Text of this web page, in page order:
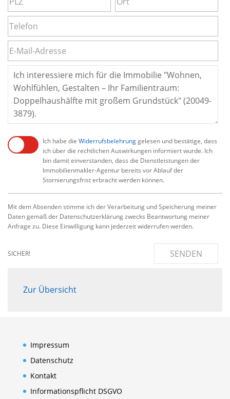
Ich habe die Widerrufsbelehrunggelesen und bestätige, dass
ich über die rechtlichen Auswirkungen informiert wurde. Ich
bin damit einverstanden, dass die Dienstleistungen der
Immobilienmakler-Agentur bereits vor Ablauf der
Stornierungsfrist erbracht werden können.
Mit dem Absenden stimme ich der Verarbeitung und Speicherung meiner
Daten gemäß der Datenschutzerklärung zwecks Beantwortung meiner
Anfrage zu. Diese Einwilligung kann jederzeit widerrufen werden.
SICHER! SENDEN
Zur Übersicht
Impressum
Datenschutz
Kontakt
Informationspflicht DSGVO